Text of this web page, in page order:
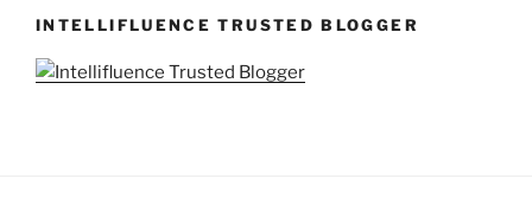
INTELLIFLUENCE TRUSTED BLOGGER